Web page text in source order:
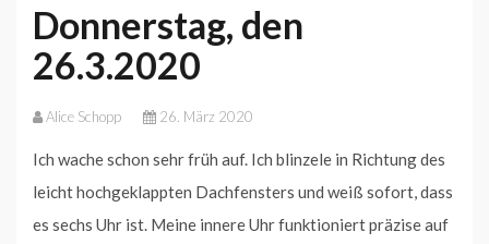
Donnerstag, den
26.3.2020
Alice Schopp 26. März 2020
Ich wache schon sehr früh auf. Ich blinzele in Richtung des
leicht hochgeklappten Dachfensters und weiß sofort, dass
es sechs Uhr ist. Meine innere Uhr funktioniert präzise auf